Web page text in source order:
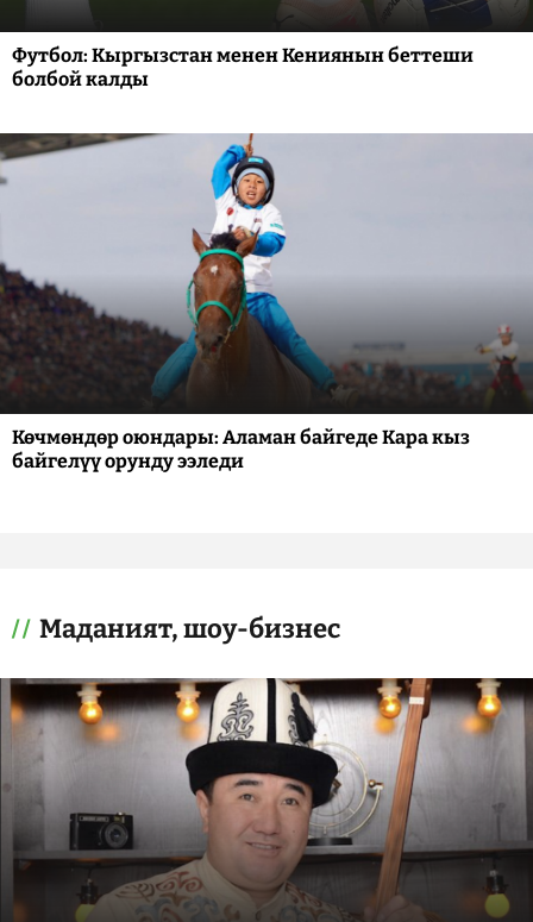
Футбол: Кыргызстан менен Кениянын беттеши
болбой калды
Көчмөндөр оюндары: Аламан байгеде Кара кыз
байгелүү орунду ээледи
Маданият, шоу-бизнес